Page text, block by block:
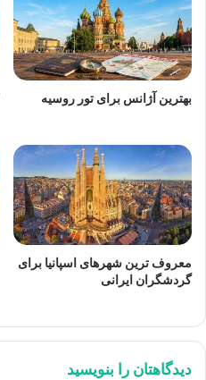
بهترین آژانس برای تور روسیه
معروف ترین شهرهای اسپانیا برای
گردشگران ایرانی
دیدگاهتان را بنویسید